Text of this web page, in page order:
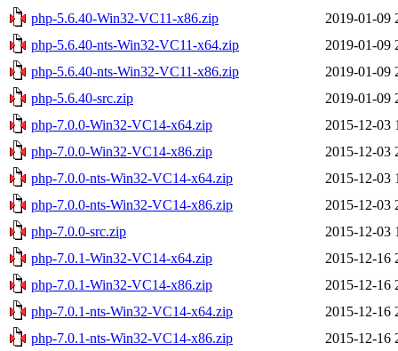
php-5.6.40-Win32-VC11-x86.zip
2019-01-09
php-5.6.40-nts-Win32-VC11-x64.zip
2019-01-09
php-5.6.40-nts-Win32-VC11-x86.zip
2019-01-09
php-5.6.40-src.zip
2019-01-09
php-7.0.0-Win32-VC14-x64.zip
2015-12-03
php-7.0.0-Win32-VC14-x86.zip
2015-12-03
php-7.0.0-nts-Win32-VC14-x64.zip
2015-12-03
php-7.0.0-nts-Win32-VC14-x86.zip
2015-12-03
php-7.0.0-src.zip
2015-12-03
php-7.0.1-Win32-VC14-x64.zip
2015-12-16
php-7.0.1-Win32-VC14-x86.zip
2015-12-16
php-7.0.1-nts-Win32-VC14-x64.zip
2015-12-16
php-7.0.1-nts-Win32-VC14-x86.zip
2015-12-16